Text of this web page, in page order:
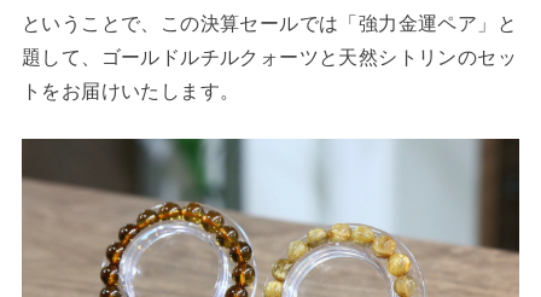
ということで、この決算セールでは「強力金運ペア」と
題して、ゴールドルチルクォーツと天然シトリンのセッ
トをお届けいたします。